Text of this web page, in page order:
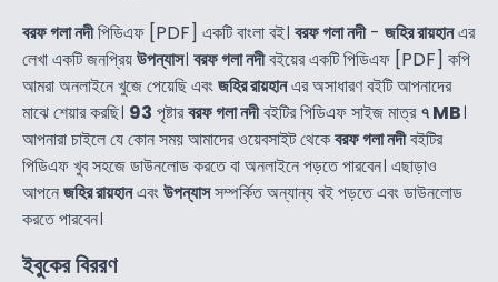
বরফ গলা নদীপিডিএফ [PDF] একটি বাংলা বই। বরফ গলা নদী- জহির রায়হানএর
লেখা একটি জনপ্রিয়উপন্যাস। বরফ গলা নদীবইয়ের একটি পিডিএফ [PDF] কপি
আমরা অনলাইনে খুজে পেয়েছি এবংজহির রায়হানএর অসাধারণ বইটি আপনাদের
মাঝে শেয়ার করছি। 93 পৃষ্টারবরফ গলা নদীবইটির পিডিএফ সাইজ মাত্র৭ MB।
আপনারা চাইলে যে কোন সময় আমাদের ওয়েবসাইট থেকেবরফ গলা নদীবইটির
পিডিএফ খুব সহজে ডাউনলোড করতে বা অনলাইনে পড়তে পারবেন। এছাড়াও
আপনেজহির রায়হানএবংউপন্যাসসম্পর্কিত অন্যান্য বই পড়তে এবং ডাউনলোড
করতে পারবেন।
ইবুকের বিররণ